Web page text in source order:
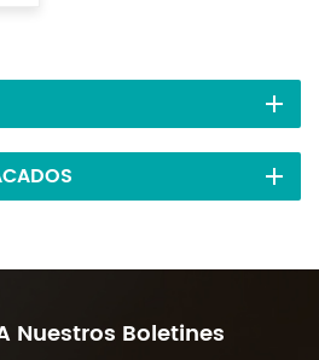
Nuestros Boletines